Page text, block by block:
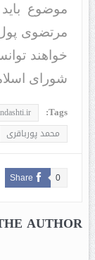
موضوع
مرتضوی
خواهند
شورای
Tags:
محمد پورباقری
Share 0
AUTHOR